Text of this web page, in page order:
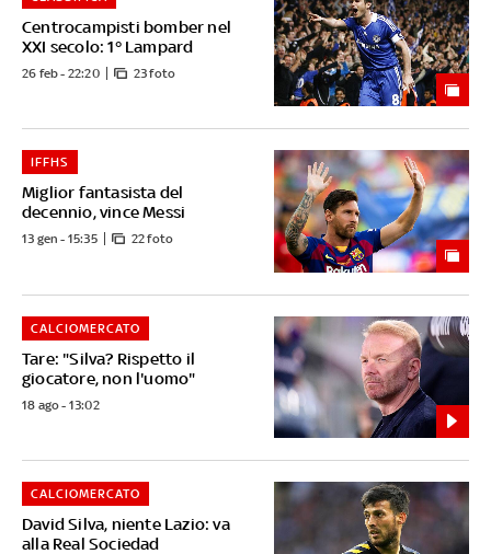
Centrocampisti bomber nel
XXI secolo: 1° Lampard
26 feb - 22:20 23 foto
Miglior fantasista del
decennio, vince Messi
IFFHS
13 gen - 15:35 22 foto
Tare: "Silva? Rispetto il
giocatore, non l'uomo"
CALCIOMERCATO
18 ago - 13:02
David Silva, niente Lazio: va
alla Real Sociedad
CALCIOMERCATO